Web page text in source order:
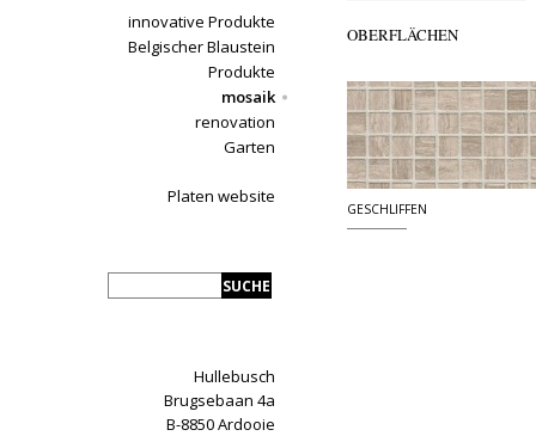
innovative Produkte
Belgischer Blaustein
Produkte
mosaik
renovation
Garten
Platen website
Hullebusch
Brugsebaan 4a
B-8850 Ardooie
OBERFLÄCHEN
GESCHLIFFEN